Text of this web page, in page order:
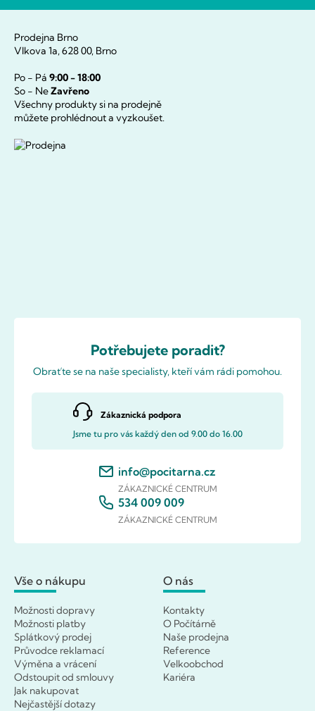
Prodejna Brno
Vlkova 1a, 628 00, Brno
Po - Pá 9:00 - 18:00
So - NeZavřeno
Všechny produkty si na prodejně
můžete prohlédnout a vyzkoušet.
Potřebujete poradit?
Obraťte se na naše specialisty, kteří vám rádi pomohou.
Zákaznická podpora
Jsme tu pro vás každý den od 9.00 do 16.00
info@pocitarna.cz
ZÁKAZNICKÉ CENTRUM
534 009 009
ZÁKAZNICKÉ CENTRUM
Vše o nákupu
Možnosti dopravy
Možnosti platby
Splátkový prodej
Průvodce reklamací
Výměna a vrácení
Odstoupit od smlouvy
Jak nakupovat
Nejčastější dotazy
O nás
Kontakty
O Počítárně
Naše prodejna
Reference
Velkoobchod
Kariéra